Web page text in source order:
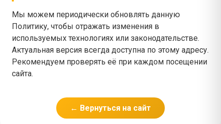
Мы можем периодически обновлять данную
Политику, чтобы отражать изменения в
используемых технологиях или законодательстве.
Актуальная версия всегда доступна по этому адресу.
Рекомендуем проверять её при каждом посещении
сайта.
← Вернуться на сайт